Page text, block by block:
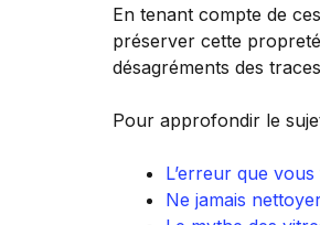
En tenant compte de
préserver cette
désagréments des
Pour approfondir le
L’erreur que
Ne jamais